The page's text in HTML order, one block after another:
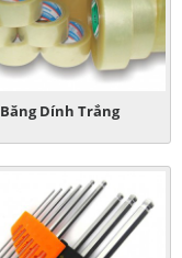
Băng Dính Trắng